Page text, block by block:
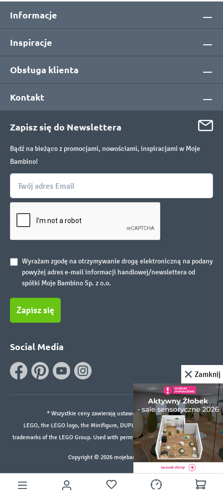
Informacje
Inspiracje
Obsługa klienta
Kontakt
Zapisz się do Newslettera
Bądź na bieżąco z promocjami, nowościami, inspiracjami w Moje
Bambino!
Wyrażam zgodę na otrzymywanie drogą elektroniczną na podany
powyżej adres e-mail informacji handlowej/newslettera od
spółki Moje Bambino Sp. z o.o.
Zapisz się
Social Media
* Wszystkie ceny zawierają ustawowy podatek VAT.
LEGO, the LEGO logo, the Minifigure, DUPLO, and the SPIKE logo are
trademarks of the LEGO Group. Used with permission. ©2026 The LEGO Group
Copyright © 2026 mojebambino.pl
Zamknij